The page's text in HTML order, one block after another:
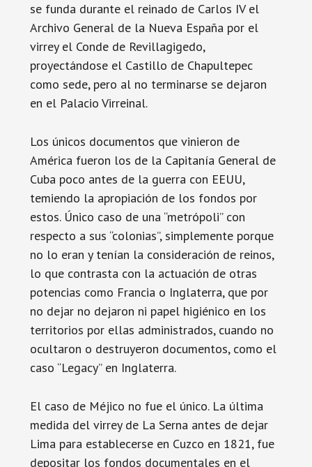
se funda durante el reinado de Carlos IV el
Archivo General de la Nueva España por el
virrey el Conde de Revillagigedo,
proyectándose el Castillo de Chapultepec
como sede, pero al no terminarse se dejaron
en el Palacio Virreinal.
Los únicos documentos que vinieron de
América fueron los de la Capitanía General de
Cuba poco antes de la guerra con EEUU,
temiendo la apropiación de los fondos por
estos. Único caso de una “metrópoli” con
respecto a sus “colonias”, simplemente porque
no lo eran y tenían la consideración de reinos,
lo que contrasta con la actuación de otras
potencias como Francia o Inglaterra, que por
no dejar no dejaron ni papel higiénico en los
territorios por ellas administrados, cuando no
ocultaron o destruyeron documentos, como el
caso “Legacy” en Inglaterra.
El caso de Méjico no fue el único. La última
medida del virrey de La Serna antes de dejar
Lima para establecerse en Cuzco en 1821, fue
depositar los fondos documentales en el